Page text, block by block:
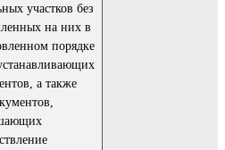
участков без
на них в
порядке
а также